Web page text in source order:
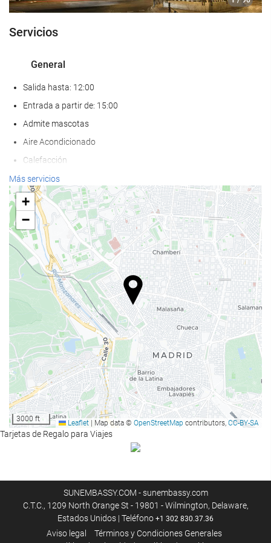
Servicios
General
Salida hasta: 12:00
Entrada a partir de: 15:00
Admite mascotas
Aire Acondicionado
Calefacción
Ascensor
Adaptado para personas con movilidad reducida
Habitaciones No fumadores
Hotel no fumadores
Habitaciones insonorizadas
Comida y bebida
Restaurante
Restaurante a la carta
Cafetera en zonas comunes
Menú infantil
Menú dietético bajo petición
Servicio de picnic
Servicio de habitaciones
Opción de desayuno en la habitación
Servicios de recepción
Recepción 24 horas
Más servicios
+
−
3000 ft Leaflet | Map data © OpenStreetMap contributors, CC-BY-SA
Tarjetas de Regalo para Viajes
SUNEMBASSY.COM - sunembassy.com
C.T.C., 1209 North Orange St - 19801 - Wilmington, Delaware,
Estados Unidos | Teléfono +1 302 830.37.36
Aviso legal
Términos y Condiciones Generales